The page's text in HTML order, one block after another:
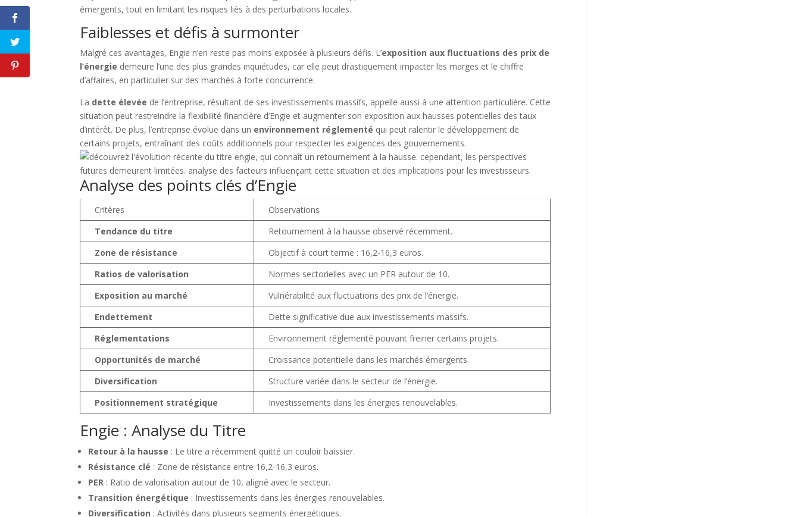
émergents, tout en limitant les risques liés à des perturbations locales.
Faiblesses et défis à surmonter
Malgré ces avantages, Engie n’en reste pas moins exposée à plusieurs défis. L’exposition aux fluctuations des prix de
l’énergie demeure l’une des plus grandes inquiétudes, car elle peut drastiquement impacter les marges et le chiffre
d’affaires, en particulier sur des marchés à forte concurrence.
La dette élevée de l’entreprise, résultant de ses investissements massifs, appelle aussi à une attention particulière. Cette
situation peut restreindre la flexibilité financière d’Engie et augmenter son exposition aux hausses potentielles des taux
d’intérêt. De plus, l’entreprise évolue dans un environnement réglementé qui peut ralentir le développement de
certains projets, entraînant des coûts additionnels pour respecter les exigences des gouvernements.
Analyse des points clés d’Engie
Critères
Observations
Tendance du titre
Retournement à la hausse observé récemment.
Zone de résistance
Objectif à court terme : 16,2-16,3 euros.
Ratios de valorisation
Normes sectorielles avec un PER autour de 10.
Exposition au marché
Vulnérabilité aux fluctuations des prix de l’énergie.
Endettement
Dette significative due aux investissements massifs.
Réglementations
Environnement réglementé pouvant freiner certains projets.
Opportunités de marché
Croissance potentielle dans les marchés émergents.
Diversification
Structure variée dans le secteur de l’énergie.
Positionnement stratégique
Investissements dans les énergies renouvelables.
Engie : Analyse du Titre
Retour à la hausse : Le titre a récemment quitté un couloir baissier.
Résistance clé : Zone de résistance entre 16,2-16,3 euros.
PER : Ratio de valorisation autour de 10, aligné avec le secteur.
Transition énergétique : Investissements dans les énergies renouvelables.
Diversification : Activités dans plusieurs segments énergétiques.
Tout mon contenu est gratuit
Merci de m'aider à le partager !